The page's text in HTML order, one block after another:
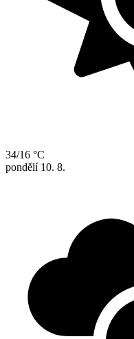
34/16 °C
pondělí 10. 8.